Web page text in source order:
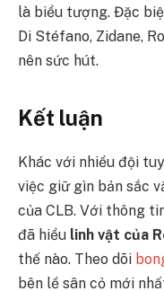
là biểu tượng. Đặc
Di Stéfano, Zidane,
nên sức hút.
Kết luận
Khác với nhiều đội
việc giữ gìn bản sắc
của CLB. Với thông
đã hiểu linh vật của
thế nào. Theo dõi
bên lề sân cỏ mới